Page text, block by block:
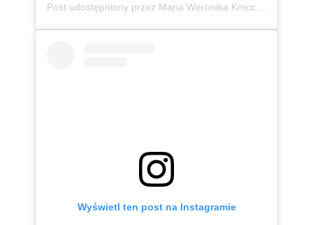
Post udostępniony przez Maria Weronika Kmoch 🦄 Kurpianka w wielkim świecie (@mwkmoch)
Wyświetl ten post na Instagramie